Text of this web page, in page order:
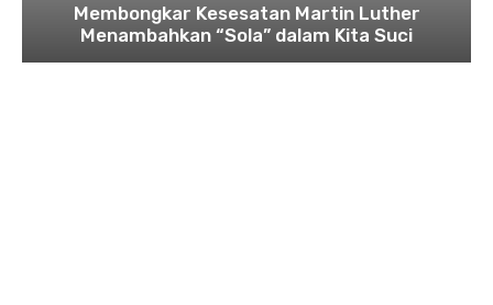
Membongkar Kesesatan Martin Luther
Menambahkan “Sola” dalam Kita Suci